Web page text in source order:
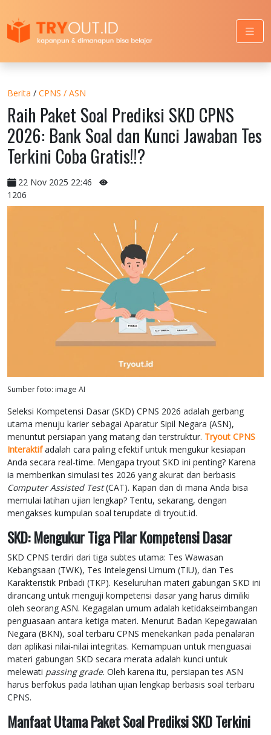
Berita / CPNS / ASN
Raih Paket Soal Prediksi SKD CPNS
2026: Bank Soal dan Kunci Jawaban Tes
Terkini Coba Gratis!!?
22 Nov 2025 22:46
1206
Sumber foto: image AI
Seleksi Kompetensi Dasar (SKD) CPNS 2026 adalah gerbang
utama menuju karier sebagai Aparatur Sipil Negara (ASN),
menuntut persiapan yang matang dan terstruktur. Tryout CPNS
Interaktifadalah cara paling efektif untuk mengukur kesiapan
Anda secara real-time. Mengapa tryout SKD ini penting? Karena
ia memberikan simulasi tes 2026 yang akurat dan berbasis
Computer Assisted Test(CAT). Kapan dan di mana Anda bisa
memulai latihan ujian lengkap? Tentu, sekarang, dengan
mengakses kumpulan soal terupdate di tryout.id.
SKD: Mengukur Tiga Pilar Kompetensi Dasar
SKD CPNS terdiri dari tiga subtes utama: Tes Wawasan
Kebangsaan (TWK), Tes Intelegensi Umum (TIU), dan Tes
Karakteristik Pribadi (TKP). Keseluruhan materi gabungan SKD ini
dirancang untuk menguji kompetensi dasar yang harus dimiliki
oleh seorang ASN. Kegagalan umum adalah ketidakseimbangan
penguasaan antara ketiga materi. Menurut Badan Kepegawaian
Negara (BKN), soal terbaru CPNS menekankan pada penalaran
dan aplikasi nilai-nilai integritas. Kemampuan untuk menguasai
materi gabungan SKD secara merata adalah kunci untuk
melewati passing grade. Oleh karena itu, persiapan tes ASN
harus berfokus pada latihan ujian lengkap berbasis soal terbaru
CPNS.
Manfaat Utama Paket Soal Prediksi SKD Terkini